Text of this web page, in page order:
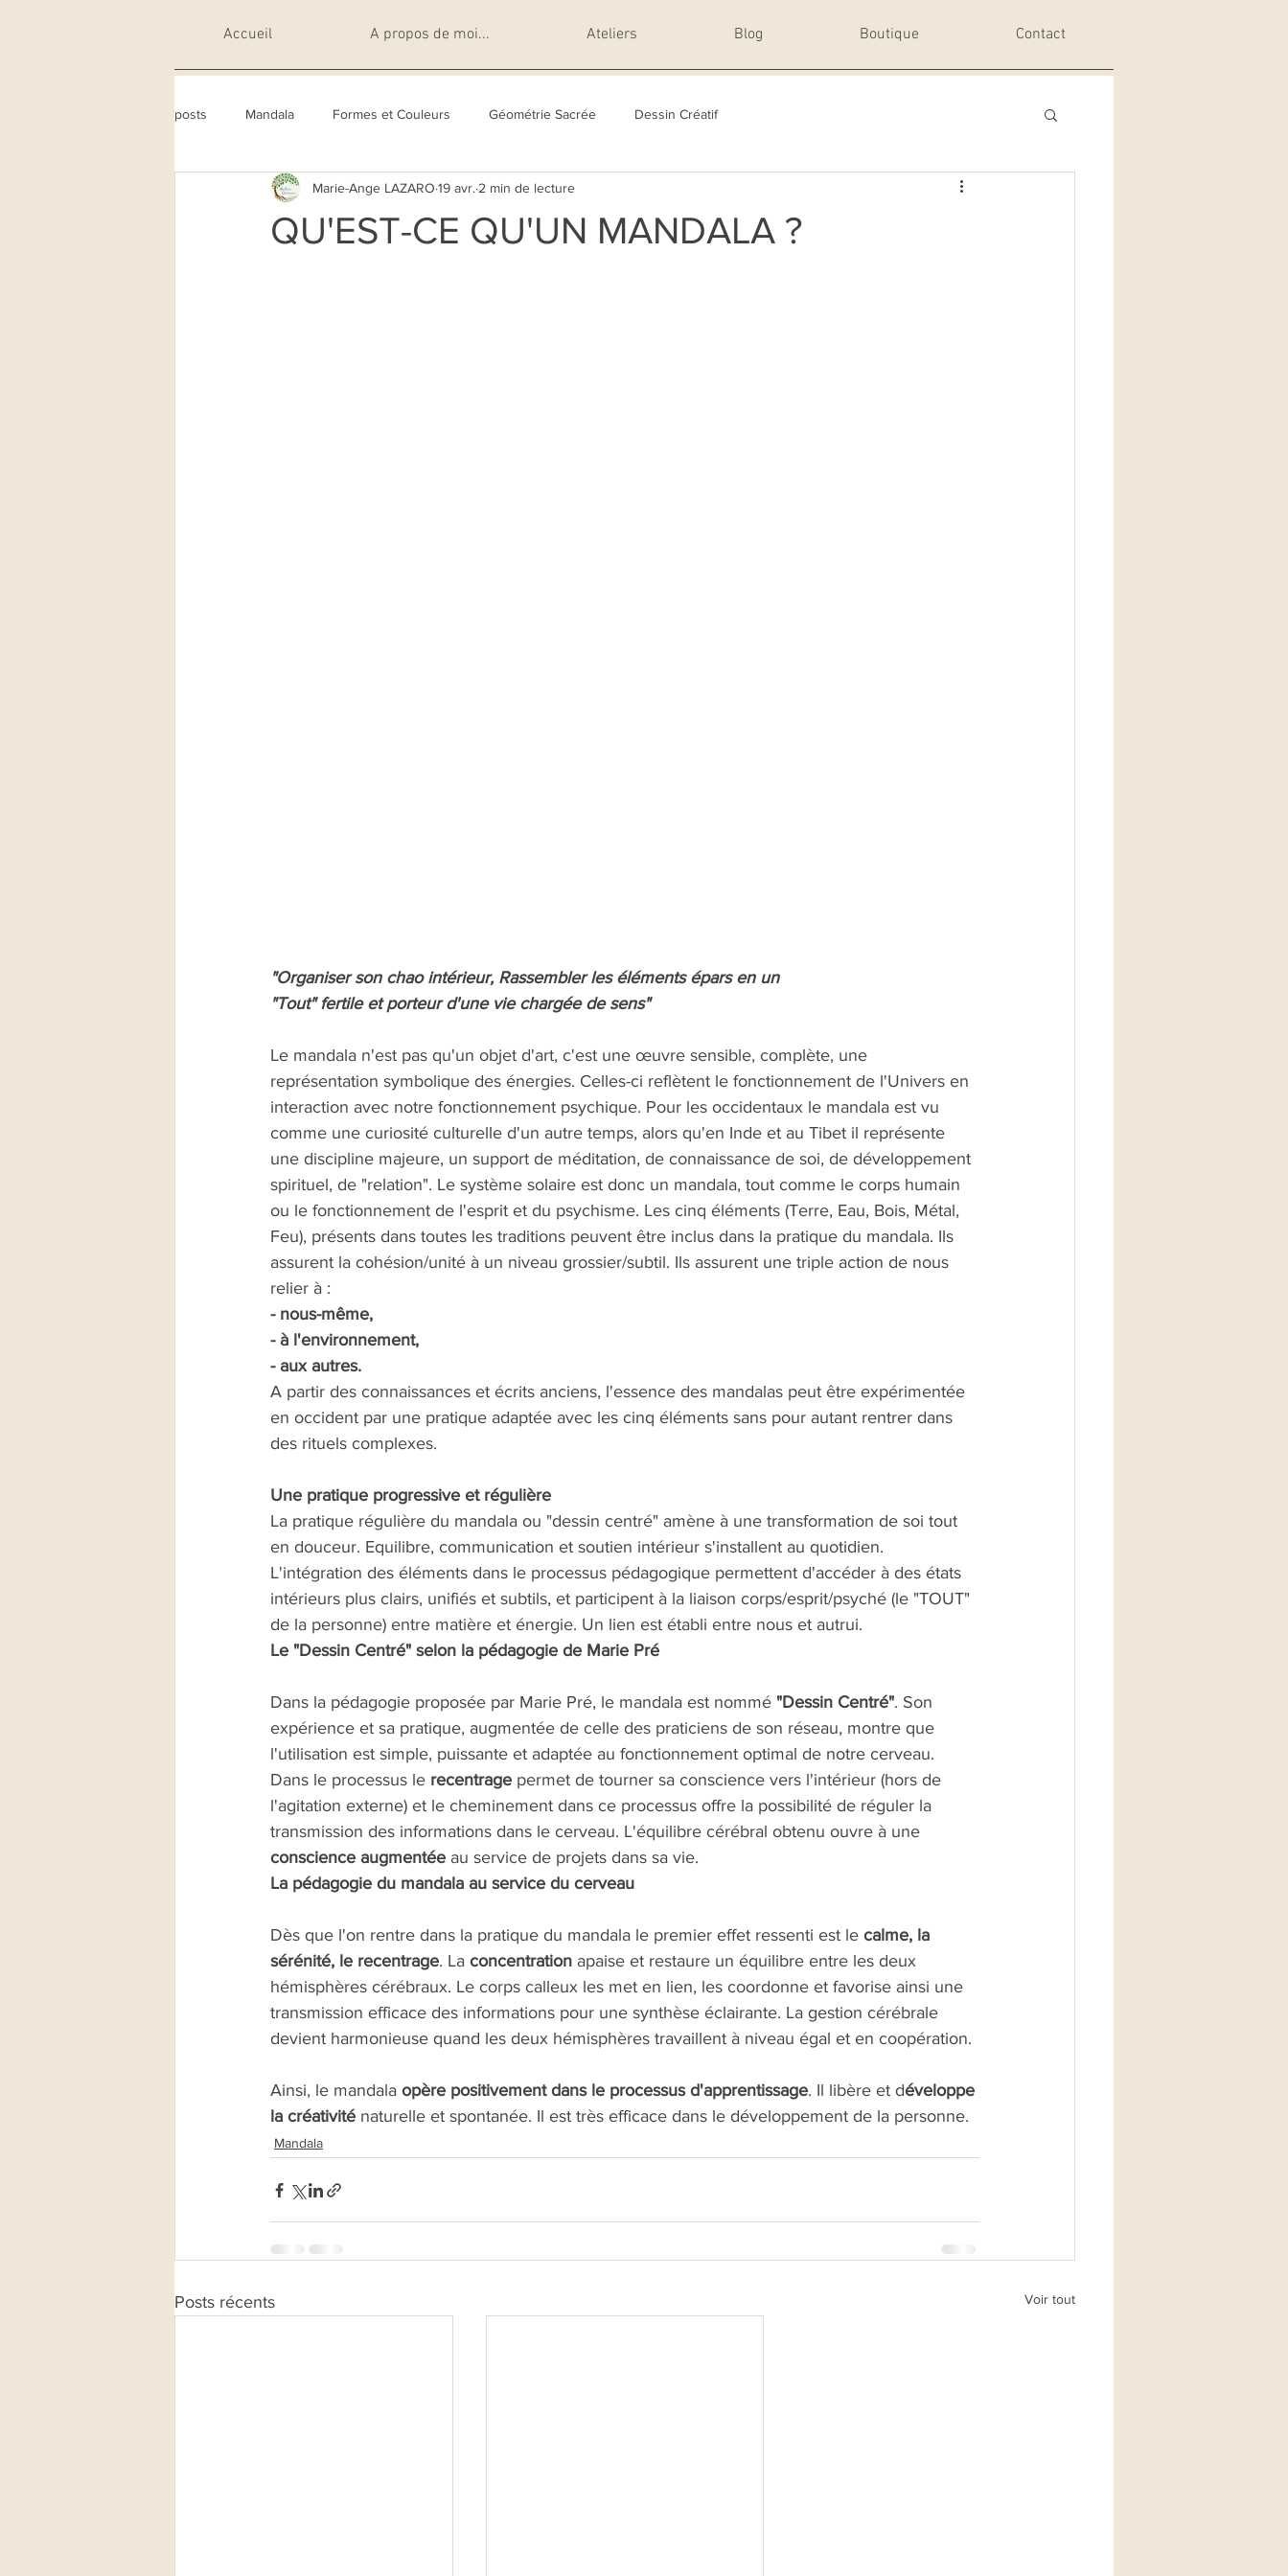
Accueil A propos de moi... Ateliers Blog Boutique Contact
posts Mandala Formes et Couleurs Géométrie Sacrée Dessin Créatif
QU'EST-CE QU'UN MANDALA ?
Marie-Ange LAZARO 19 avr. 2 min de lecture
"Organiser son chao intérieur, Rassembler les éléments épars en un
"Tout" fertile et porteur d'une vie chargée de sens"
Le mandala n'est pas qu'un objet d'art, c'est une œuvre sensible, complète, une
représentation symbolique des énergies. Celles-ci reflètent le fonctionnement de l'Univers en
interaction avec notre fonctionnement psychique. Pour les occidentaux le mandala est vu
comme une curiosité culturelle d'un autre temps, alors qu'en Inde et au Tibet il représente
une discipline majeure, un support de méditation, de connaissance de soi, de développement
spirituel, de "relation". Le système solaire est donc un mandala, tout comme le corps humain
ou le fonctionnement de l'esprit et du psychisme. Les cinq éléments (Terre, Eau, Bois, Métal,
Feu), présents dans toutes les traditions peuvent être inclus dans la pratique du mandala. Ils
assurent la cohésion/unité à un niveau grossier/subtil. Ils assurent une triple action de nous
relier à :
- nous-même,
- à l'environnement,
- aux autres.
​A partir des connaissances et écrits anciens, l'essence des mandalas peut être expérimentée
en occident par une pratique adaptée avec les cinq éléments sans pour autant rentrer dans
des rituels complexes. ​
Une pratique progressive et régulière
​La pratique régulière du mandala ou "dessin centré" amène à une transformation de soi tout
en douceur. Equilibre, communication et soutien intérieur s'installent au quotidien.
L'intégration des éléments dans le processus pédagogique permettent d'accéder à des états
intérieurs plus clairs, unifiés et subtils, et participent à la liaison corps/esprit/psyché (le "TOUT"
de la personne) entre matière et énergie. Un lien est établi entre nous et autrui.
Le "Dessin Centré" selon la pédagogie de Marie Pré
Dans la pédagogie proposée par Marie Pré, le mandala est nommé "Dessin Centré". Son
expérience et sa pratique, augmentée de celle des praticiens de son réseau, montre que
l'utilisation est simple, puissante et adaptée au fonctionnement optimal de notre cerveau.
Dans le processus le recentrage permet de tourner sa conscience vers l'intérieur (hors de
l'agitation externe) et le cheminement dans ce processus offre la possibilité de réguler la
transmission des informations dans le cerveau. L'équilibre cérébral obtenu ouvre à une
conscience augmentée au service de projets dans sa vie.
La pédagogie du mandala au service du cerveau
Dès que l'on rentre dans la pratique du mandala le premier effet ressenti est le calme, la
sérénité, le recentrage. La concentration apaise et restaure un équilibre entre les deux
hémisphères cérébraux. Le corps calleux les met en lien, les coordonne et favorise ainsi une
transmission efficace des informations pour une synthèse éclairante. La gestion cérébrale
devient harmonieuse quand les deux hémisphères travaillent à niveau égal et en coopération.
Ainsi, le mandala opère positivement dans le processus d'apprentissage. Il libère et développe
la créativité naturelle et spontanée. Il est très efficace dans le développement de la personne.
Mandala
Posts récents Voir tout